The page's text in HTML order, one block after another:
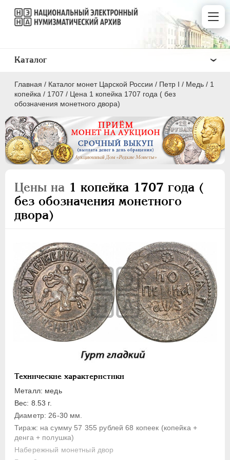
Главная / Каталог монет Царской России / Пeтр I / Медь / 1
копейка / 1707 / Цена 1 копейка 1707 года ( без
обозначения монетного двора)
Цены на 1 копейка 1707 года (
без обозначения монетного
двора)
Технические характеристики
Металл: медь
Вес: 8.53 г.
Диаметр: 26-30 мм.
Тираж: на сумму 57 355 рублей 68 копеек (копейка +
денга + полушка)
Набережный монетный двор
Каталог
ПEТР I 1699 - 1725
Серебро
Медь
5 копеек
Полушка
Полполушки
Пробные
Для Речи Посполитой
Монетовидные жетоны
ЕКАТЕРИНА I
1727-1729
АННА ИОАННОВНА 1730-1740
ИОАНН АНТОНОВИЧ
ЕЛИЗАВЕТА
ПЕТР III 1762-1762
ЕКАТЕРИНА II 1762-1796
ПАВЕЛ I
1796-1801